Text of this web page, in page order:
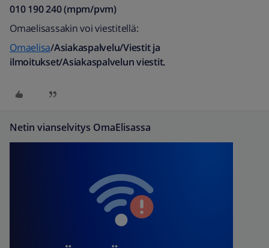
010 190 240 (mpm/pvm)​
Omaelisassakin voi viestitellä:
Omaelisa/Asiakaspalvelu/Viestit ja
ilmoitukset/Asiakaspalvelun viestit.
Netin vianselvitys OmaElisassa